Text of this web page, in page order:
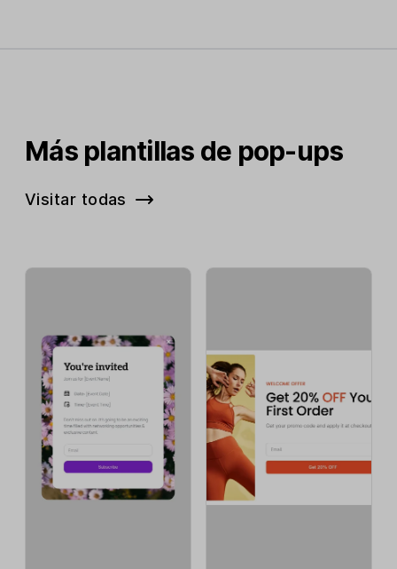
Más plantillas de pop-ups
Visitar todas